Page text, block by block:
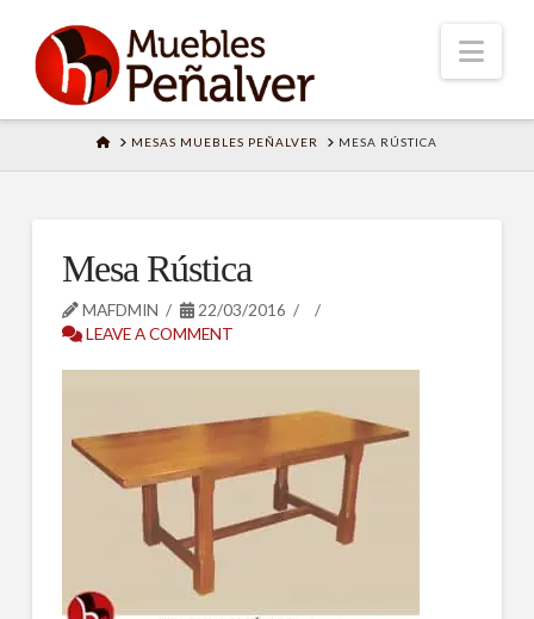
HOMEMESAS MUEBLES PEÑALVER MESA RÚSTICA
Mesa Rústica
MAFDMIN
22/03/2016
LEAVE A COMMENT